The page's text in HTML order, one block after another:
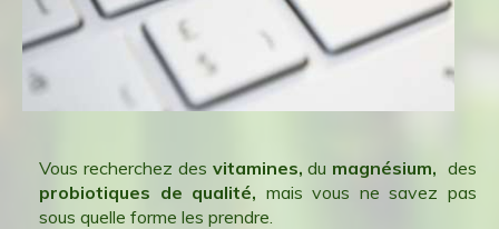
Vous recherchez des vitamines,du magnésium, des
probiotiques de qualité, mais vous ne savez pas
sous quelle forme les prendre.